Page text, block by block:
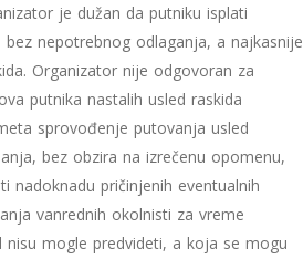
je dužan da putniku isplati
nepotrebnog odlaganja, a najkasnije
Organizator nije odgovoran za
putnika nastalih usled raskida
sprovođenje putovanja usled
bez obzira na izrečenu opomenu,
nadoknadu pričinjenih eventualnih
vanrednih okolnisti za vreme
mogle predvideti, a koja se mogu